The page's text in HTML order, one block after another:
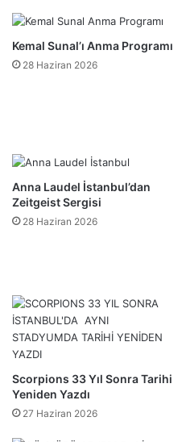
Kemal Sunal’ı Anma Programı
28 Haziran 2026
Anna Laudel İstanbul’dan
Zeitgeist Sergisi
28 Haziran 2026
Scorpions 33 Yıl Sonra Tarihi
Yeniden Yazdı
27 Haziran 2026